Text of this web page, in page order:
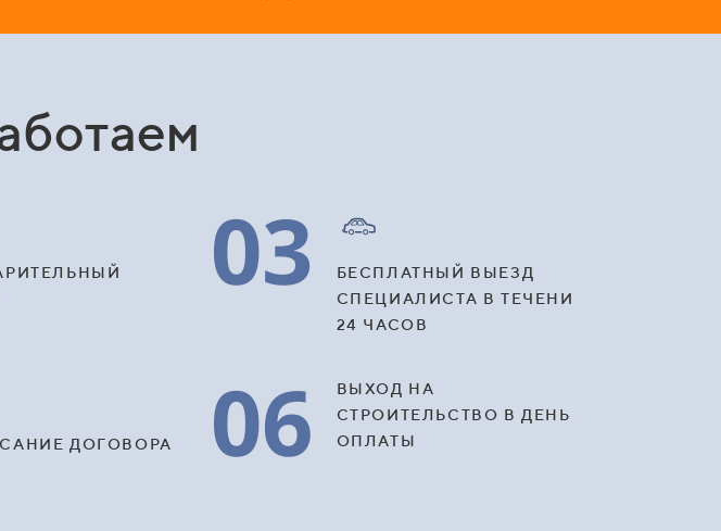
03
БЕСПЛАТНЫЙ ВЫЕЗД
СПЕЦИАЛИСТА В ТЕЧЕНИ
24 ЧАСОВ
ДОГОВОРА 06
ВЫХОД НА
СТРОИТЕЛЬСТВО В ДЕНЬ
ОПЛАТЫ